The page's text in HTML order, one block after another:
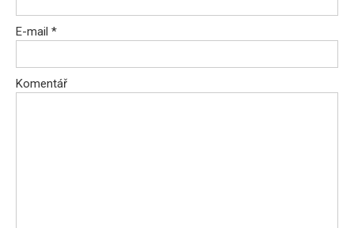
E-mail *
Komentář